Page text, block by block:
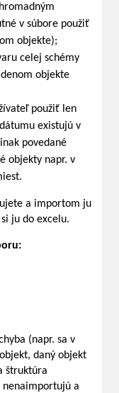
v súbore použiť
objekte);
celej schémy
objekte
použiť len
existujú v
povedané
objekty napr. v
a importom ju
ju do excelu.
(napr. sa v
daný objekt
štruktúra
nenaimportujú a